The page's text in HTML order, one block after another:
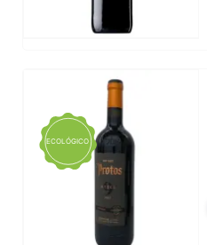
ECOLÓGICO